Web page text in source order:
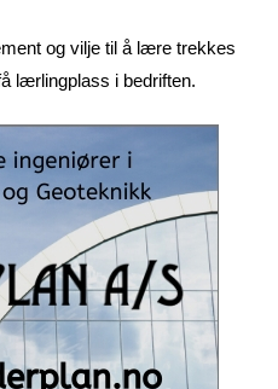
og vilje til å lære trekkes
lærlingplass i bedriften.